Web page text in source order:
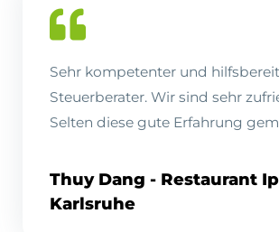
Sehr kompetenter und
Steuerberater. Wir sind sehr
Selten diese gute Erfahrung
Thuy Dang - Restaurant
Karlsruhe